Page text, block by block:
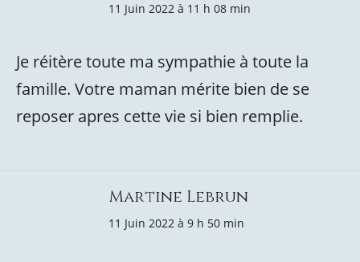
11 Juin 2022 à 11 h 08 min
Je réitère toute ma sympathie à toute la
famille. Votre maman mérite bien de se
reposer apres cette vie si bien remplie.
Martine Lebrun
11 Juin 2022 à 9 h 50 min